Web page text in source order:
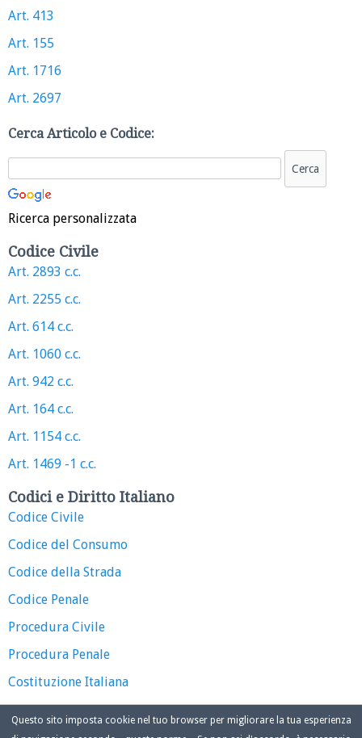
Art. 413
Art. 155
Art. 1716
Art. 2697
Cerca Articolo e Codice:
Ricerca personalizzata
Codice Civile
Art. 2893 c.c.
Art. 2255 c.c.
Art. 614 c.c.
Art. 1060 c.c.
Art. 942 c.c.
Art. 164 c.c.
Art. 1154 c.c.
Art. 1469 -1 c.c.
Codici e Diritto Italiano
Codice Civile
Codice del Consumo
Codice della Strada
Codice Penale
Procedura Civile
Procedura Penale
Costituzione Italiana
Questo sito imposta cookie nel tuo browser per migliorare la tua esperienza